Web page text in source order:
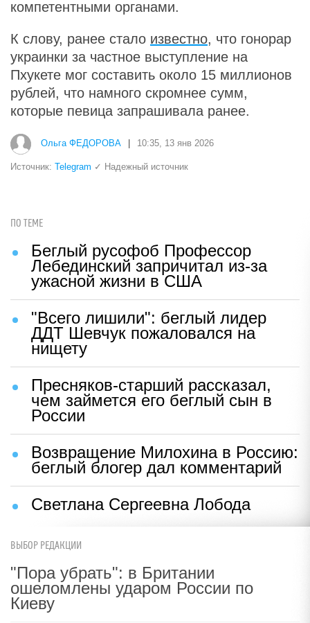
компетентными органами.
К слову, ранее стало известно, что гонорар
украинки за частное выступление на
Пхукете мог составить около 15 миллионов
рублей, что намного скромнее сумм,
которые певица запрашивала ранее.
Ольга ФЕДОРОВА 10:35, 13 янв 2026
Источник: Telegram ✓ Надежный источник
ПО ТЕМЕ
Беглый русофоб Профессор
Лебединский запричитал из-за
ужасной жизни в США
"Всего лишили": беглый лидер
ДДТ Шевчук пожаловался на
нищету
Пресняков-старший рассказал,
чем займется его беглый сын в
России
Возвращение Милохина в Россию:
беглый блогер дал комментарий
Светлана Сергеевна Лобода
ВЫБОР РЕДАКЦИИ
"Пора убрать": в Британии
ошеломлены ударом России по
Киеву